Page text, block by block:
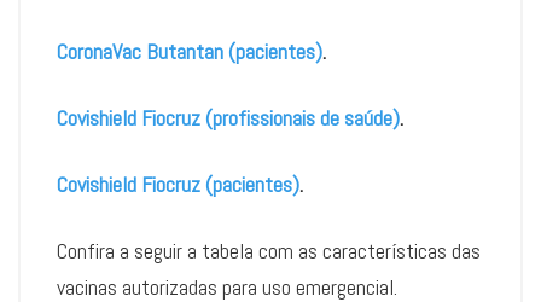
CoronaVac Butantan (pacientes).
Covishield Fiocruz (profissionais de saúde).
Covishield Fiocruz (pacientes).
Confira a seguir a tabela com as características das
vacinas autorizadas para uso emergencial.